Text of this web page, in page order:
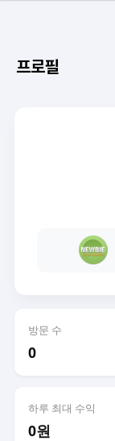
프로필
방문 수
0
하루 최대 수익
0원